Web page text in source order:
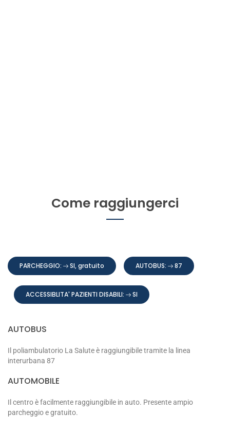
Come raggiungerci
PARCHEGGIO: SI, gratuito AUTOBUS: 87
ACCESSIBLITA' PAZIENTI DISABILI: SI
AUTOBUS
Il poliambulatorio La Salute è raggiungibile tramite la linea
interurbana 87
AUTOMOBILE
Il centro è facilmente raggiungibile in auto. Presente ampio
parcheggio e gratuito.